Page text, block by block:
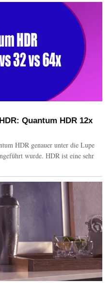
Quantum HDR 12x
HDR genauer unter die Lupe
wurde. HDR ist eine sehr